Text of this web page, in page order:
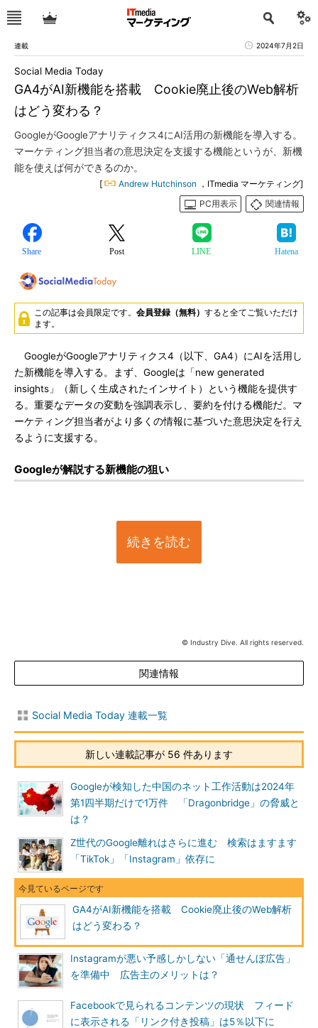
連載 2024年7月2日
GA4がAI新機能を搭載 Cookie廃止後のWeb解析
はどう変わる？
Social Media Today
GoogleがGoogleアナリティクス4にAI活用の新機能を導入する。
マーケティング担当者の意思決定を支援する機能というが、新機
能を使えば何ができるのか。
[ Andrew Hutchinson ，ITmedia マーケティング]
PC用表示
関連情報
Share Post LINE Hatena
この記事は会員限定です。 会員登録（無料） すると全てご覧いただけ
ます。
GoogleがGoogleアナリティクス4（以下、GA4）にAIを活用し
た新機能を導入する。まず、Googleは「new generated
insights」（新しく生成されたインサイト）という機能を提供す
る。重要なデータの変動を強調表示し、要約を付ける機能だ。マ
ーケティング担当者がより多くの情報に基づいた意思決定を行え
るように支援する。
Googleが解説する新機能の狙い
続きを読む
© Industry Dive. All rights reserved.
関連情報
Social Media Today 連載一覧
新しい連載記事が 56 件あります
Googleが検知した中国のネット工作活動は2024年
第1四半期だけで1万件 「Dragonbridge」の脅威と
は？
Z世代のGoogle離れはさらに進む 検索はますます
「TikTok」「Instagram」依存に
GA4がAI新機能を搭載 Cookie廃止後のWeb解析
はどう変わる？
Instagramが悪い予感しかしない「通せんぼ広告」
を準備中 広告主のメリットは？
Facebookで見られるコンテンツの現状 フィード
に表示される「リンク付き投稿」は5％以下に